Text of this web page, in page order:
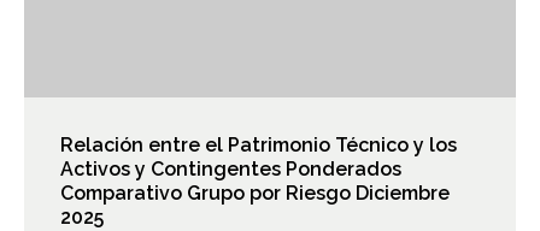
Relación entre el Patrimonio Técnico y los
Activos y Contingentes Ponderados
Comparativo Grupo por Riesgo Diciembre
2025